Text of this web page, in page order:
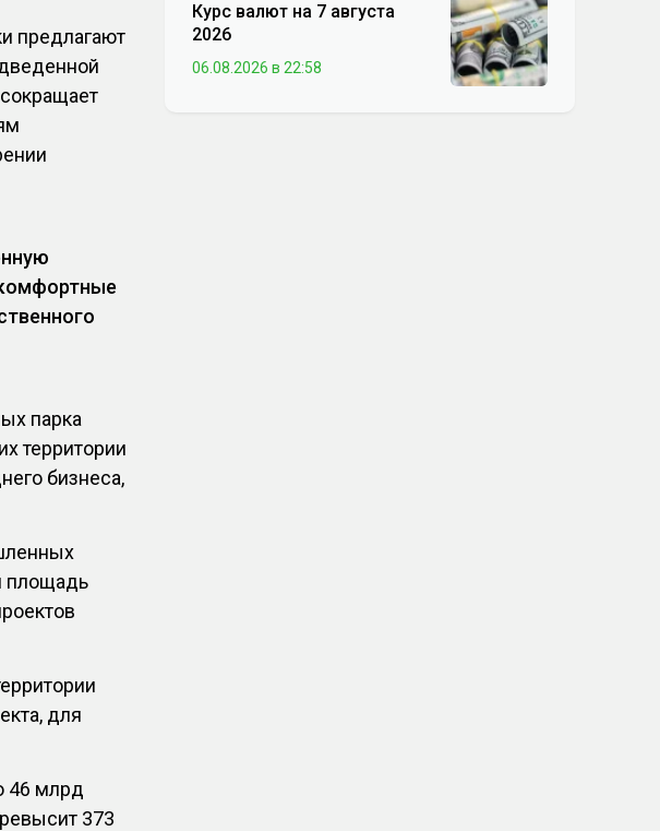
предлагают
парка
территории
бизнеса,
площадь
для
46 млрд
373
Курс валют на 7 августа
2026
06.08.2026 в 22:58